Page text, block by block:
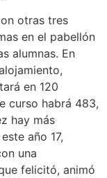
otras tres
en el pabellón
alumnas. En
en 120
curso habrá 483,
hay más
año 17,
una
felicitó, animó